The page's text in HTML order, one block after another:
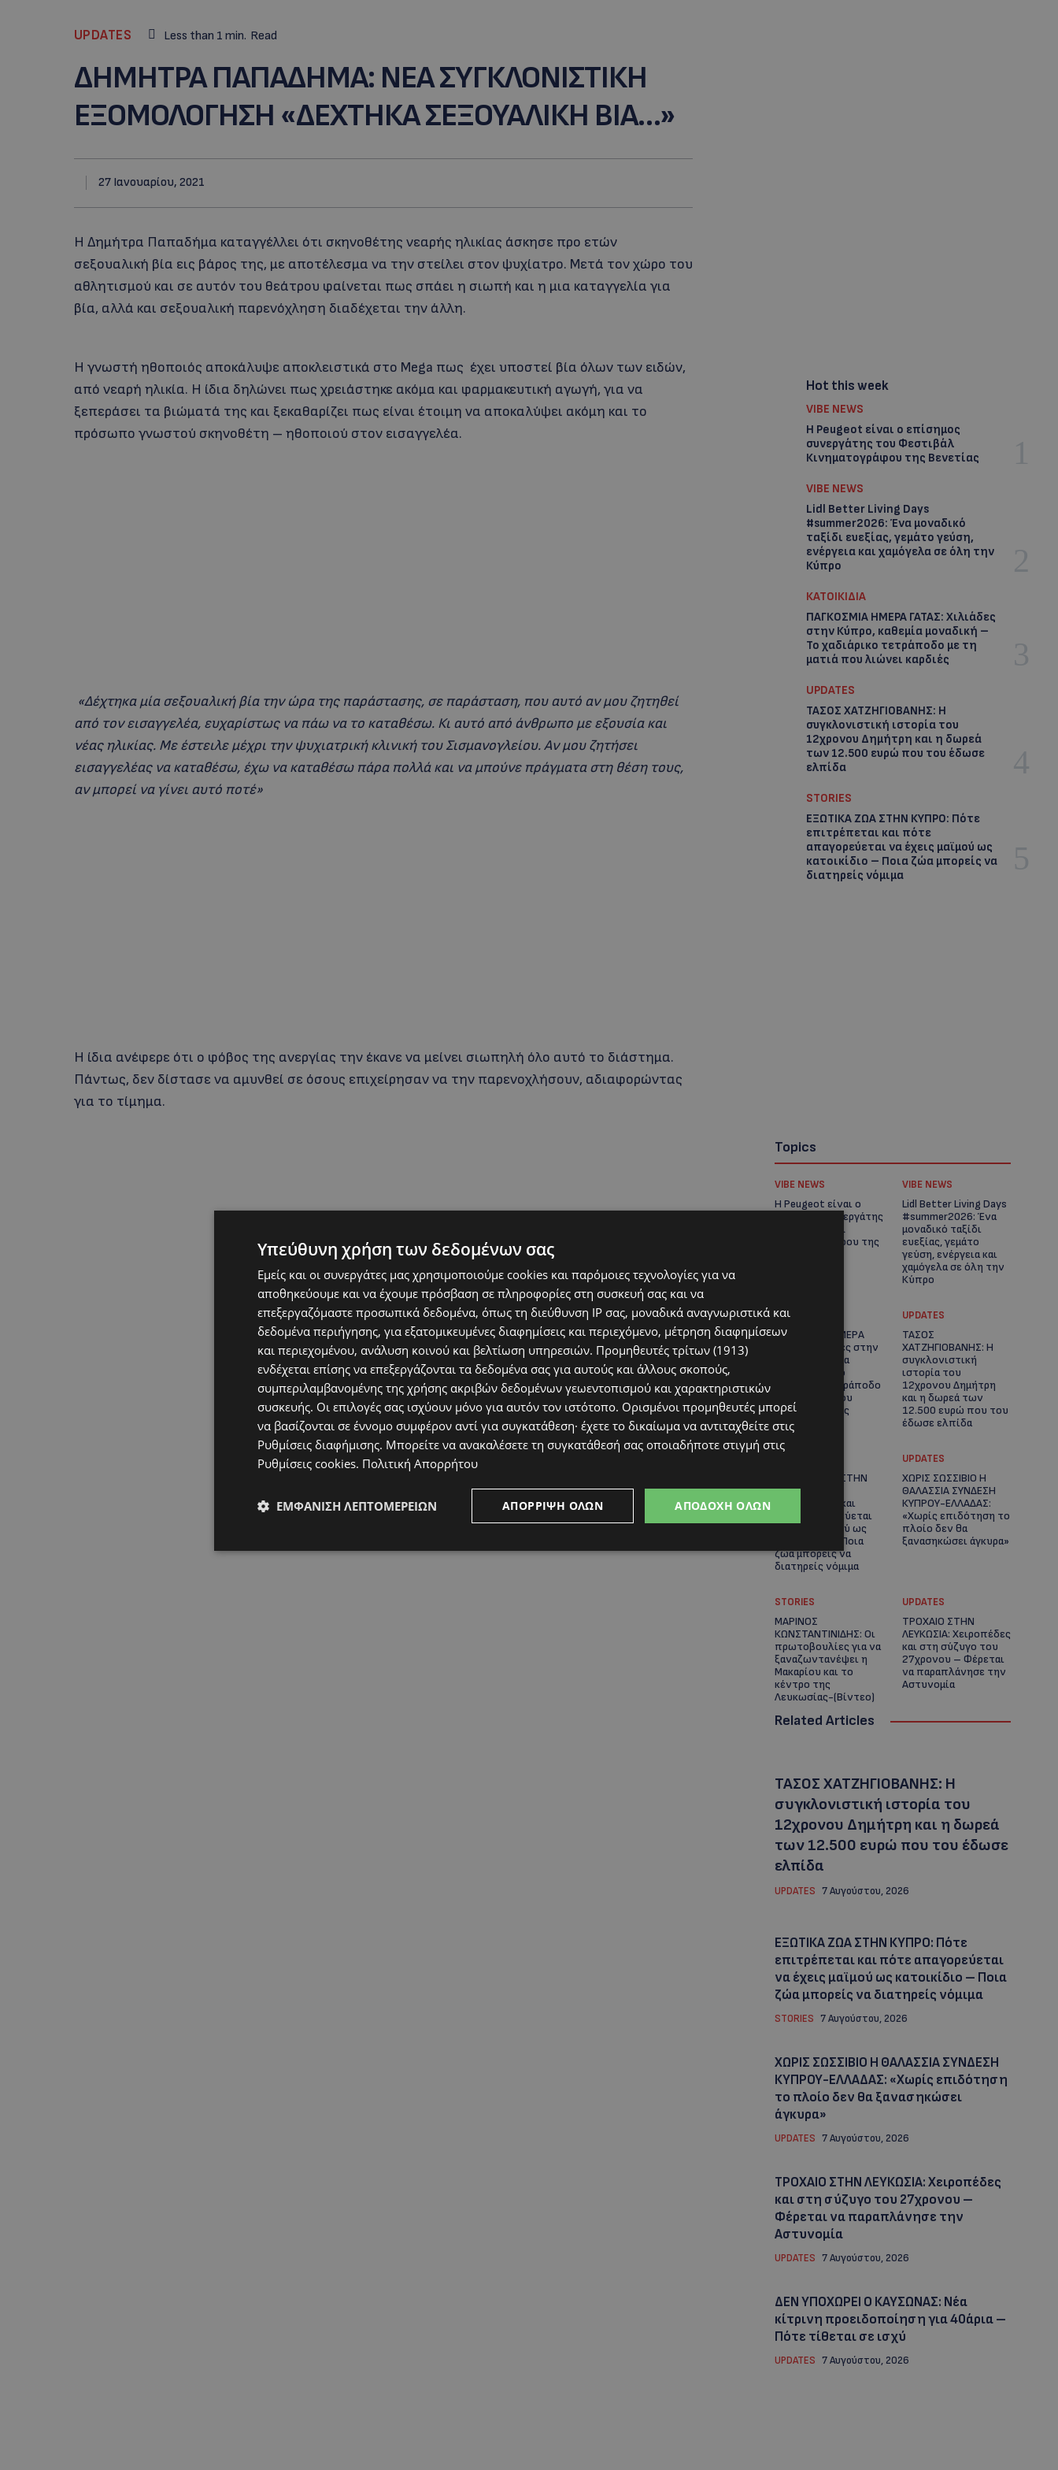
UPDATES Less than 1 min. Read
ΔHMHTΡΑ ΠΑΠΑΔΗΜΑ: ΝΕΑ ΣΥΓΚΛΟΝΙΣΤΙΚΗ
ΕΞΟΜΟΛΟΓΗΣΗ «ΔΕΧΤΗΚΑ ΣΕΞΟΥΑΛΙΚΗ ΒΙΑ…»
27 Ιανουαρίου, 2021
Η Δημήτρα Παπαδήμα καταγγέλλει ότι σκηνοθέτης νεαρής ηλικίας άσκησε προ ετών
σεξουαλική βία εις βάρος της, με αποτέλεσμα να την στείλει στον ψυχίατρο. Μετά τον χώρο του
αθλητισμού και σε αυτόν του θεάτρου φαίνεται πως σπάει η σιωπή και η μια καταγγελία για
βία, αλλά και σεξουαλική παρενόχληση διαδέχεται την άλλη.
Η γνωστή ηθοποιός αποκάλυψε αποκλειστικά στο Mega πως έχει υποστεί βία όλων των ειδών,
από νεαρή ηλικία. Η ίδια δηλώνει πως χρειάστηκε ακόμα και φαρμακευτική αγωγή, για να
ξεπεράσει τα βιώματά της και ξεκαθαρίζει πως είναι έτοιμη να αποκαλύψει ακόμη και το
πρόσωπο γνωστού σκηνοθέτη – ηθοποιού στον εισαγγελέα.
«Δέχτηκα μία σεξουαλική βία την ώρα της παράστασης, σε παράσταση, που αυτό αν μου ζητηθεί
από τον εισαγγελέα, ευχαρίστως να πάω να το καταθέσω. Κι αυτό από άνθρωπο με εξουσία και
νέας ηλικίας. Με έστειλε μέχρι την ψυχιατρική κλινική του Σισμανογλείου. Αν μου ζητήσει
εισαγγελέας να καταθέσω, έχω να καταθέσω πάρα πολλά και να μπούνε πράγματα στη θέση τους,
αν μπορεί να γίνει αυτό ποτέ»
Η ίδια ανέφερε ότι ο φόβος της ανεργίας την έκανε να μείνει σιωπηλή όλο αυτό το διάστημα.
Πάντως, δεν δίστασε να αμυνθεί σε όσους επιχείρησαν να την παρενοχλήσουν, αδιαφορώντας
για το τίμημα.
Hot this week
VIBE NEWS
Η Peugeot είναι ο επίσημος
συνεργάτης του Φεστιβάλ
Κινηματογράφου της Βενετίας
VIBE NEWS
Lidl Better Living Days
#summer2026: Ένα μοναδικό
ταξίδι ευεξίας, γεμάτο γεύση,
ενέργεια και χαμόγελα σε όλη την
Κύπρο
ΚΑΤΟΙΚΙΔΙΑ
ΠΑΓΚΟΣΜΙΑ ΗΜΕΡΑ ΓΑΤΑΣ: Χιλιάδες
στην Κύπρο, καθεμία μοναδική –
Το χαδιάρικο τετράποδο με τη
ματιά που λιώνει καρδιές
UPDATES
ΤΑΣΟΣ ΧΑΤΖΗΓΙΟΒΑΝΗΣ: Η
συγκλονιστική ιστορία του
12χρονου Δημήτρη και η δωρεά
των 12.500 ευρώ που του έδωσε
ελπίδα
STORIES
ΕΞΩΤΙΚΑ ΖΩΑ ΣΤΗΝ ΚΥΠΡΟ: Πότε
επιτρέπεται και πότε
απαγορεύεται να έχεις μαϊμού ως
κατοικίδιο – Ποια ζώα μπορείς να
διατηρείς νόμιμα
Topics
VIBE NEWS
Η Peugeot είναι ο
επίσημος συνεργάτης
του Φεστιβάλ
Κινηματογράφου της
VIBE NEWS
Lidl Better Living Days
#summer2026: Ένα
μοναδικό ταξίδι
ευεξίας, γεμάτο
γεύση, ενέργεια και
χαμόγελα σε όλη την
Κύπρο
ΚΑΤΟΙΚΙΔΙΑ
ΠΑΓΚΟΣΜΙΑ ΗΜΕΡΑ
ΓΑΤΑΣ: Χιλιάδες στην
Κύπρο, καθεμία
μοναδική – Το
χαδιάρικο τετράποδο
με τη ματιά που
λιώνει καρδιές
UPDATES
ΤΑΣΟΣ
ΧΑΤΖΗΓΙΟΒΑΝΗΣ: Η
συγκλονιστική
ιστορία του
12χρονου Δημήτρη
και η δωρεά των
12.500 ευρώ που του
έδωσε ελπίδα
ΕΞΩΤΙΚΑ ΖΩΑ ΣΤΗΝ
ΚΥΠΡΟ: Πότε
επιτρέπεται και
πότε απαγορεύεται
να έχεις μαϊμού ως
κατοικίδιο – Ποια
ζώα μπορείς να
διατηρείς νόμιμα
UPDATES
ΧΩΡΙΣ ΣΩΣΣΙΒΙΟ Η
ΘΑΛΑΣΣΙΑ ΣΥΝΔΕΣΗ
ΚΥΠΡΟΥ-ΕΛΛΑΔΑΣ:
«Χωρίς επιδότηση το
πλοίο δεν θα
ξανασηκώσει άγκυρα»
STORIES
ΜΑΡΙΝΟΣ
ΚΩΝΣΤΑΝΤΙΝΙΔΗΣ: Οι
πρωτοβουλίες για να
ξαναζωντανέψει η
Μακαρίου και το
κέντρο της
Λευκωσίας-(Βίντεο)
UPDATES
ΤΡΟΧΑΙΟ ΣΤΗΝ
ΛΕΥΚΩΣΙΑ: Χειροπέδες
και στη σύζυγο του
27χρονου – Φέρεται
να παραπλάνησε την
Αστυνομία
Related Articles
ΤΑΣΟΣ ΧΑΤΖΗΓΙΟΒΑΝΗΣ: Η
συγκλονιστική ιστορία του
12χρονου Δημήτρη και η δωρεά
των 12.500 ευρώ που του έδωσε
ελπίδα
UPDATES 7 Αυγούστου, 2026
ΕΞΩΤΙΚΑ ΖΩΑ ΣΤΗΝ ΚΥΠΡΟ: Πότε
επιτρέπεται και πότε απαγορεύεται
να έχεις μαϊμού ως κατοικίδιο – Ποια
ζώα μπορείς να διατηρείς νόμιμα
STORIES 7 Αυγούστου, 2026
ΧΩΡΙΣ ΣΩΣΣΙΒΙΟ Η ΘΑΛΑΣΣΙΑ ΣΥΝΔΕΣΗ
ΚΥΠΡΟΥ-ΕΛΛΑΔΑΣ: «Χωρίς επιδότηση
το πλοίο δεν θα ξανασηκώσει
άγκυρα»
UPDATES 7 Αυγούστου, 2026
ΤΡΟΧΑΙΟ ΣΤΗΝ ΛΕΥΚΩΣΙΑ: Χειροπέδες
και στη σύζυγο του 27χρονου –
Φέρεται να παραπλάνησε την
Αστυνομία
UPDATES 7 Αυγούστου, 2026
ΔΕΝ ΥΠΟΧΩΡΕΙ Ο ΚΑΥΣΩΝΑΣ: Νέα
κίτρινη προειδοποίηση για 40άρια –
Πότε τίθεται σε ισχύ
UPDATES 7 Αυγούστου, 2026
Υπεύθυνη χρήση των δεδομένων σας
Εμείς και οι συνεργάτες μας χρησιμοποιούμε cookies και παρόμοιες τεχνολογίες για να
αποθηκεύουμε και να έχουμε πρόσβαση σε πληροφορίες στη συσκευή σας και να
επεξεργαζόμαστε προσωπικά δεδομένα, όπως τη διεύθυνση IP σας, μοναδικά αναγνωριστικά και
δεδομένα περιήγησης, για εξατομικευμένες διαφημίσεις και περιεχόμενο, μέτρηση διαφημίσεων
και περιεχομένου, ανάλυση κοινού και βελτίωση υπηρεσιών. Προμηθευτές τρίτων (1913)
ενδέχεται επίσης να επεξεργάζονται τα δεδομένα σας για αυτούς και άλλους σκοπούς,
συμπεριλαμβανομένης της χρήσης ακριβών δεδομένων γεωεντοπισμού και χαρακτηριστικών
συσκευής. Οι επιλογές σας ισχύουν μόνο για αυτόν τον ιστότοπο. Ορισμένοι προμηθευτές μπορεί
να βασίζονται σε έννομο συμφέρον αντί για συγκατάθεση· έχετε το δικαίωμα να αντιταχθείτε στις
Ρυθμίσεις διαφήμισης. Μπορείτε να ανακαλέσετε τη συγκατάθεσή σας οποιαδήποτε στιγμή στις
Ρυθμίσεις cookies. Πολιτική Απορρήτου
ΑΠΟΔΟΧΉ ΌΛΩΝ
ΑΠΌΡΡΙΨΗ ΌΛΩΝ
ΕΜΦΆΝΙΣΗ ΛΕΠΤΟΜΕΡΕΙΏΝ